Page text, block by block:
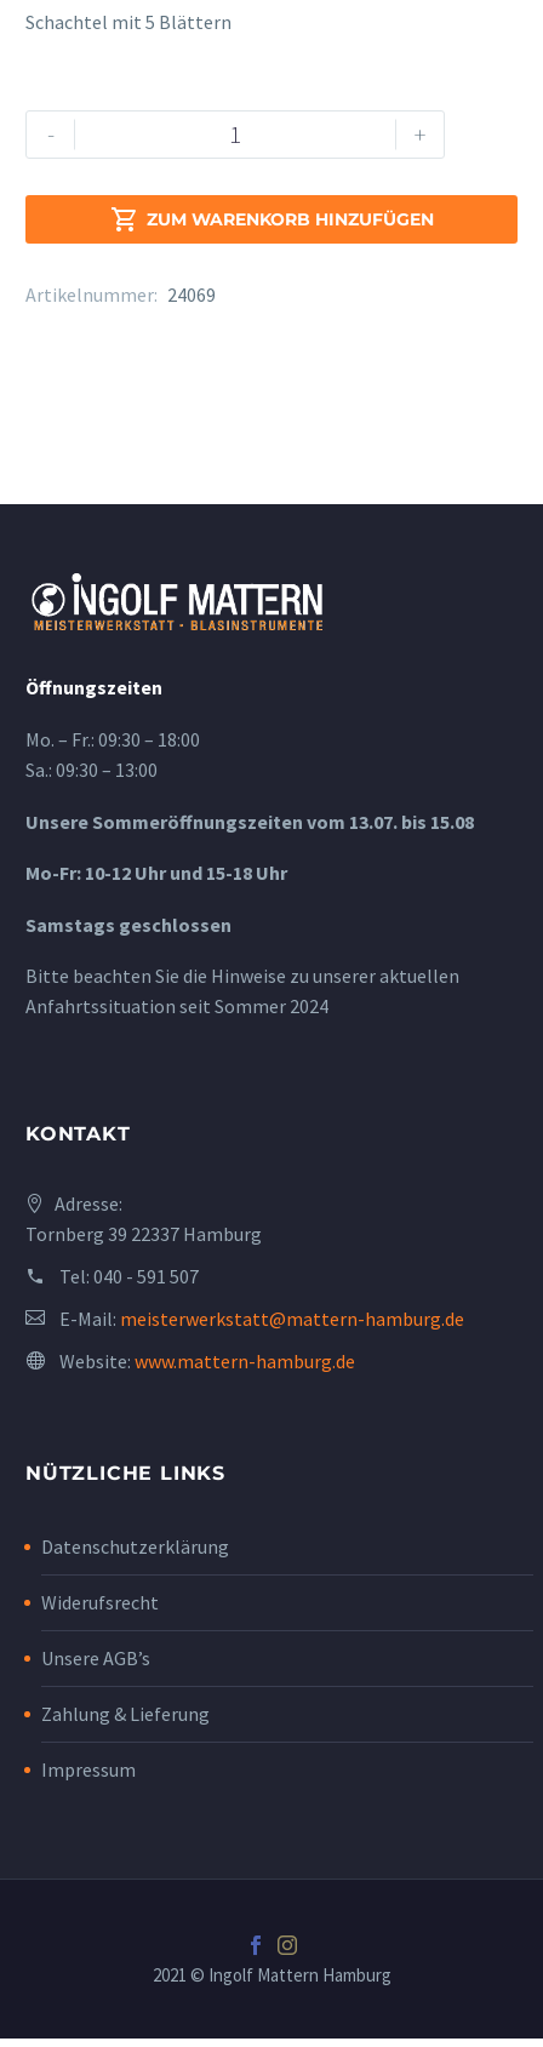
Schachtel mit 5 Blättern
-
Vandoren
Java
2
+
 ZUM WARENKORB HINZUFÜGEN
Alternative:
Artikelnummer: 24069
Öffnungszeiten
Mo. – Fr.: 09:30 – 18:00
Sa.: 09:30 – 13:00
Unsere Sommeröffnungszeiten vom 13.07. bis 15.08
Mo-Fr: 10-12 Uhr und 15-18 Uhr
Samstags geschlossen
Bitte beachten Sie die Hinweise zu unserer aktuellen
Anfahrtssituation seit Sommer 2024
KONTAKT
Adresse:
Tornberg 39 22337 Hamburg
Tel: 040 - 591 507
E-Mail: meisterwerkstatt@mattern-hamburg.de
Website: www.mattern-hamburg.de
NÜTZLICHE LINKS
Datenschutzerklärung
Widerufsrecht
Unsere AGB’s
Zahlung & Lieferung
Impressum
2021 © Ingolf Mattern Hamburg